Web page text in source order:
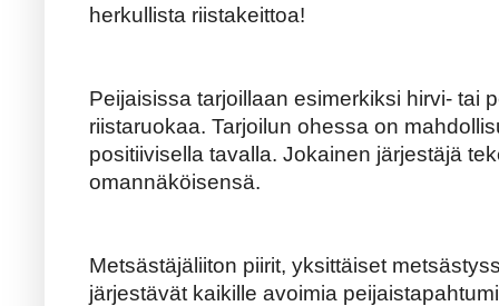
herkullista riistakeittoa!
Peijaisissa tarjoillaan esimerkiksi hirvi- tai
riistaruokaa. Tarjoilun ohessa on
positiivisella tavalla. Jokainen järjestäjä
omannäköisensä.
Metsästäjäliiton piirit, yksittäiset
järjestävät kaikille avoimia